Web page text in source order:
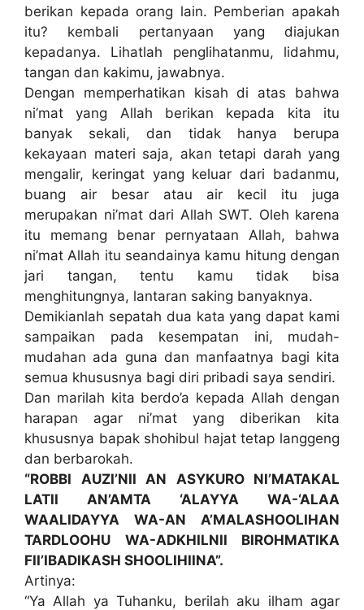
berikan kepada orang lain. Pemberian apakah
itu? kembali pertanyaan yang diajukan
kepadanya. Lihatlah penglihatanmu, lidahmu,
tangan dan kakimu, jawabnya.
Dengan memperhatikan kisah di atas bahwa
ni’mat yang Allah berikan kepada kita itu
banyak sekali, dan tidak hanya berupa
kekayaan materi saja, akan tetapi darah yang
mengalir, keringat yang keluar dari badanmu,
buang air besar atau air kecil itu juga
merupakan ni’mat dari Allah SWT. Oleh karena
itu memang benar pernyataan Allah, bahwa
ni’mat Allah itu seandainya kamu hitung dengan
jari tangan, tentu kamu tidak bisa
menghitungnya, lantaran saking banyaknya.
Demikianlah sepatah dua kata yang dapat kami
sampaikan pada kesempatan ini, mudah-
mudahan ada guna dan manfaatnya bagi kita
semua khususnya bagi diri pribadi saya sendiri.
Dan marilah kita berdo’a kepada Allah dengan
harapan agar ni’mat yang diberikan kita
khususnya bapak shohibul hajat tetap langgeng
dan berbarokah.
“ROBBI AUZI’NII AN ASYKURO NI’MATAKAL
LATII AN’AMTA ‘ALAYYA WA-‘ALAA
WAALIDAYYA WA-AN A’MALASHOOLIHAN
TARDLOOHU WA-ADKHILNII BIROHMATIKA
FII’IBADIKASH SHOOLIHIINA”.
Artinya:
“Ya Allah ya Tuhanku, berilah aku ilham agar